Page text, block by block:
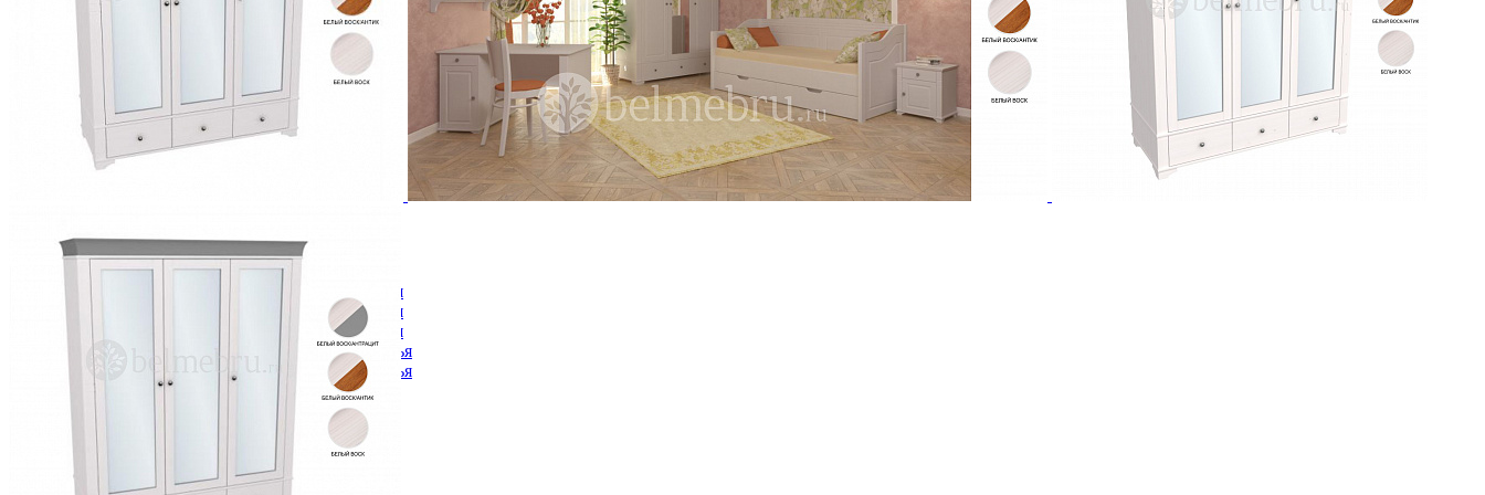
Комоды
Кровати двуспальные
Кровати металлические
Кровати полутороспальные
Решетки и настилы под матрас
Спальные гарнитуры
Тахта
Туалетные столики
Полки и ящики в шкаф для одежды
Шкаф 1-дверный для одежды и белья
Шкафы 2-х дверные для одежды и белья
Шкафы 3-х дверные для одежды и белья
Шкафы 4-х дверные для одежды и белья
Шкафы 5-ти дверные для одежды и белья
Шкафы 6-ти дверные для одежды и белья
Шкафы купе для одежды и белья
Шкафы угловые для одежды и белья
Ящики и короба